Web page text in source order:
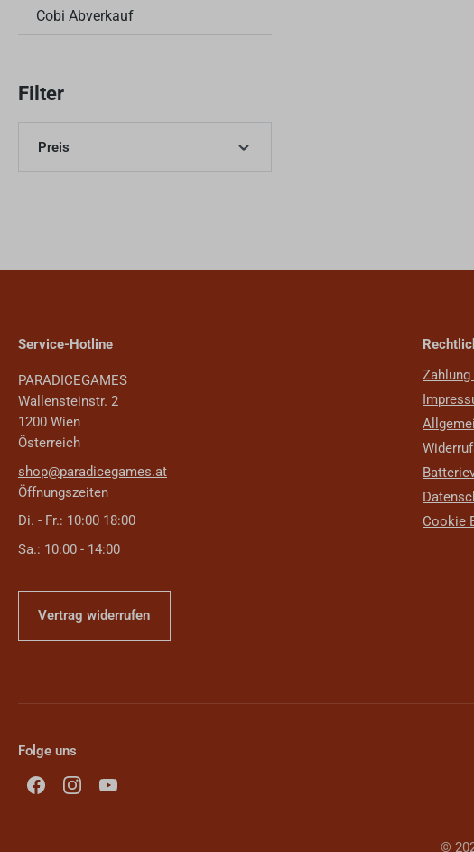
Cobi Abverkauf
Filter
Preis
Service-Hotline
PARADICEGAMES
Wallensteinstr. 2
1200 Wien
Österreich
shop@paradicegames.at
Öffnungszeiten
Di. - Fr.: 10:00 18:00
Sa.: 10:00 - 14:00
Vertrag widerrufen
Zahlung
Cookie
Folge uns
©